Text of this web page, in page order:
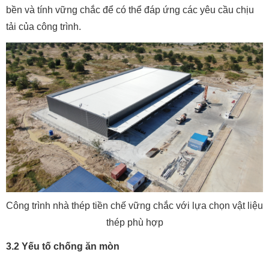
bền và tính vững chắc để có thể đáp ứng các yêu cầu chịu
tải của công trình.
Công trình nhà thép tiền chế vững chắc với lựa chọn vật liệu
thép phù hợp
3.2 Yếu tố chống ăn mòn